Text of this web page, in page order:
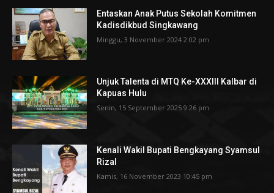
Entaskan Anak Putus Sekolah Komitmen
Kadisdikbud Singkawang
Minggu, 3 November 2024 2:02 pm
Unjuk Talenta di MTQ Ke-XXXIII Kalbar di
Kapuas Hulu
Senin, 15 September 2025 9:26 pm
Kenali Wakil Bupati Bengkayang Syamsul
Rizal
Kamis, 16 November 2023 10:45 pm